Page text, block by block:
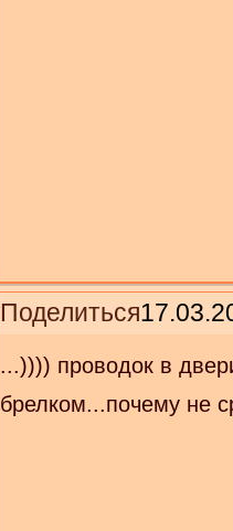
Поделиться
...)))) проводок в
брелком...почему не